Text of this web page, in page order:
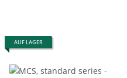
AUF LAGER